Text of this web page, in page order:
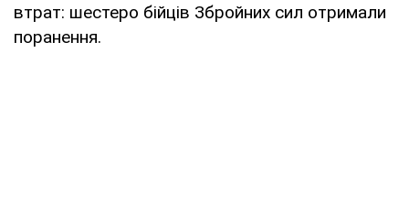
втрат: шестеро бійців Збройних сил отримали
поранення.